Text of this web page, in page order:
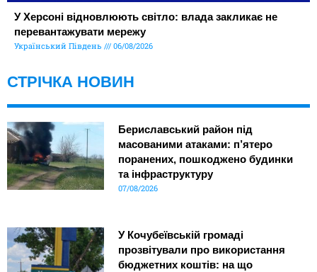
У Херсоні відновлюють світло: влада закликає не
перевантажувати мережу
Український Південь 06/08/2026
СТРІЧКА НОВИН
Бериславський район під
масованими атаками: п’ятеро
поранених, пошкоджено будинки
та інфраструктуру
07/08/2026
У Кочубеївській громаді
прозвітували про використання
бюджетних коштів: на що